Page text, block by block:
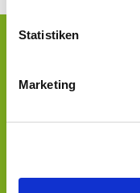
Statistiken
Marketing